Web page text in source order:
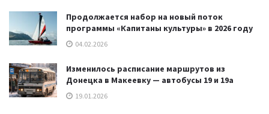
Продолжается набор на новый поток
программы «Капитаны культуры» в 2026 году
04.02.2026
Изменилось расписание маршрутов из
Донецка в Макеевку — автобусы 19 и 19а
19.01.2026